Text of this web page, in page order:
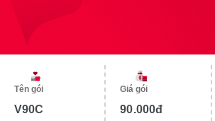
Tên gói
V90C
Giá gói
90.000đ